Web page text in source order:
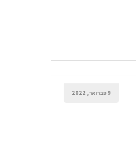
9 פברואר, 2022